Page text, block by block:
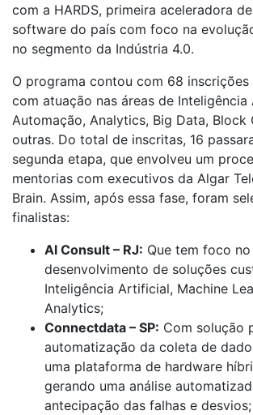
com a HARDS, primeira aceleradora
software do país com foco na
no segmento da Indústria 4.0.
O programa contou com 68 inscrições
com atuação nas áreas de
Automação, Analytics, Big Data, Block
outras. Do total de inscritas, 16
segunda etapa, que envolveu um
mentorias com executivos da Algar
Brain. Assim, após essa fase, foram
finalistas:
Al Consult – RJ: Que tem foco no
desenvolvimento de soluções
Inteligência Artificial, Machine
Analytics;
Connectdata – SP: Com solução
automatização da coleta de
uma plataforma de hardware
gerando uma análise
antecipação das falhas e desvios;